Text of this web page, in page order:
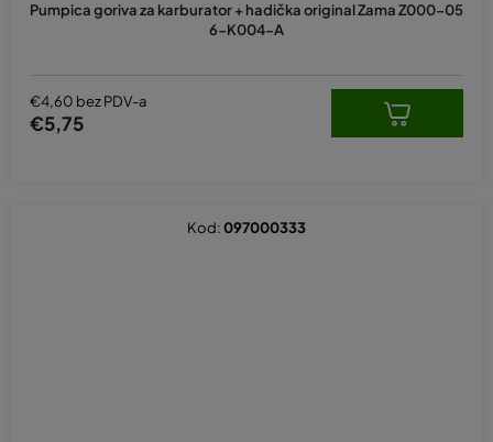
Pumpica goriva za karburator + hadička original Zama Z000-05
6-K004-A
€4,60 bez PDV-a
€5,75
Kod:097000333